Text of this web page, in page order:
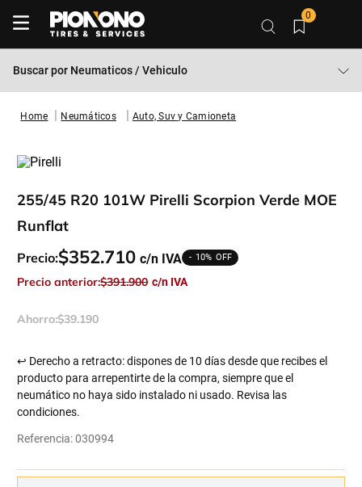
0
Buscar por Neumaticos / Vehiculo
Neumáticos Auto, Suv y Camioneta
255/45 R20 101W Pirelli Scorpion Verde MOE
Runflat
Precio:$352.710 10%
Precio anterior:$391.900
Ahorro:$39.190
↩ Derecho a retracto: dispones de 10 días desde que recibes el
producto para arrepentirte de la compra, siempre que el
neumático no haya sido instalado ni usado. Revisa las
condiciones.
Referencia:030994